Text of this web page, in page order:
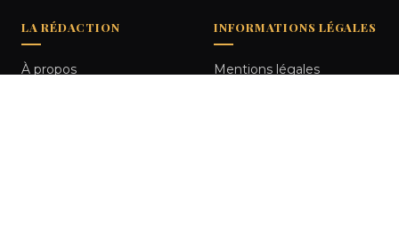
LA RÉDACTION
À propos
INFORMATIONS LÉGALES
Mentions légales